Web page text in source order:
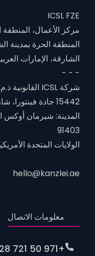
ICSL FZE
مركز الأعمال، المنطقة
المنطقة الحرة بمدينة
الشارقة، الإمارات
- - -
شركة ICSL القانونية ذ.م.م.م
15442 جادة فينتورا، شارع فينتورا، شتا 201-938
المدينة: شيرمان أوكس
91403
الولايات المتحدة
hello@kanzlei.ae
معلومات الاتصال
+971 50 721 28 35